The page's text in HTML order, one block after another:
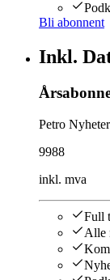
Bli abonnent
Inkl.
Petro
9988
inkl. mva
Full
Alle